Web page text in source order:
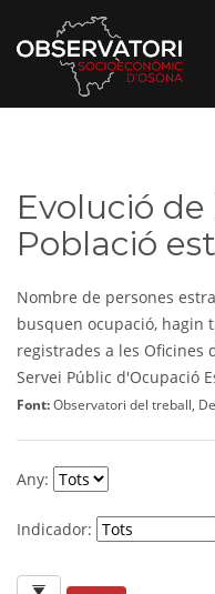
Evolució
Població
Nombre de persones
busquen ocupació, hagin
registrades a les Oficines
Servei Públic d'Ocupació
Font:Observatori del treball,
Any:
Indicador: